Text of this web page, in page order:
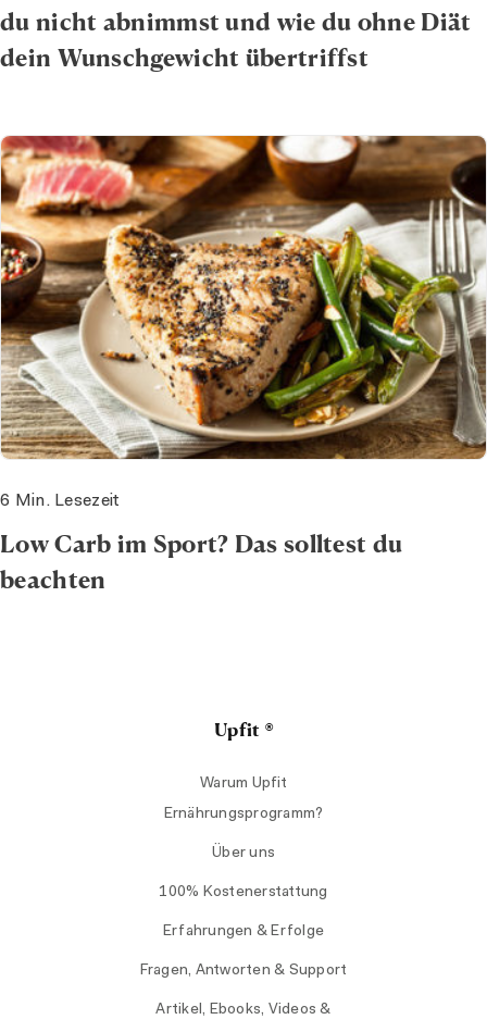
du nicht abnimmst und wie du ohne Diät
dein Wunschgewicht übertriffst
Low Carb im Sport? Das solltest du
beachten
6 Min. Lesezeit
Upfit ®
Warum Upfit
Ernährungsprogramm?
Über uns
100% Kostenerstattung
Erfahrungen & Erfolge
Fragen, Antworten & Support
Artikel, Ebooks, Videos &